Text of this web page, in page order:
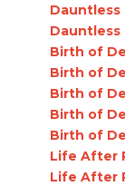
Dauntless
Dauntless
Birth of
Birth of
Birth of
Birth of
Birth of
Life After
Life After